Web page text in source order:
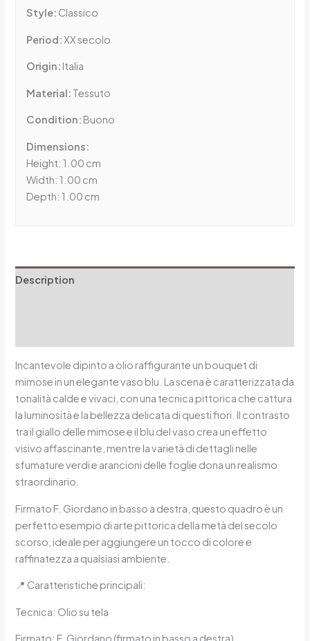
Style: Classico
Period:XX secolo
Origin: Italia
Material: Tessuto
Condition: Buono
Dimensions:
Height: 1.00 cm
Width: 1.00 cm
Depth: 1.00 cm
Description
Incantevole dipinto a olio raffigurante un bouquet di
mimose in un elegante vaso blu. La scena è caratterizzata da
tonalità calde e vivaci, con una tecnica pittorica che cattura
la luminosità e la bellezza delicata di questi fiori. Il contrasto
tra il giallo delle mimose e il blu del vaso crea un effetto
visivo affascinante, mentre la varietà di dettagli nelle
sfumature verdi e arancioni delle foglie dona un realismo
straordinario.
Firmato F. Giordano in basso a destra, questo quadro è un
perfetto esempio di arte pittorica della metà del secolo
scorso, ideale per aggiungere un tocco di colore e
raffinatezza a qualsiasi ambiente.
📍 Caratteristiche principali:
Tecnica: Olio su tela